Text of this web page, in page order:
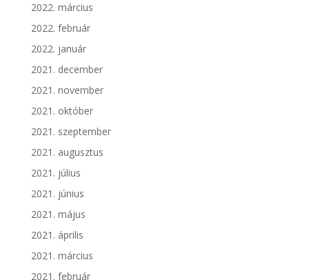
2022. március
2022. február
2022. január
2021. december
2021. november
2021. október
2021. szeptember
2021. augusztus
2021. július
2021. június
2021. május
2021. április
2021. március
2021. február